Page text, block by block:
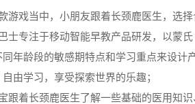
游戏当中，小朋友跟着长颈鹿医生，选
士专注于移动智能早教产品研发，以蒙
年龄段的敏感期特点和学习重点来设计
由学习，享受探索世界的乐趣；
跟着长颈鹿医生了解一些基础的医用知识